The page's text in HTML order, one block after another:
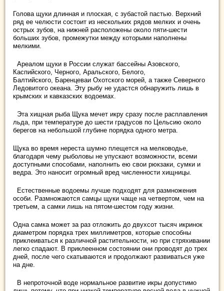
Голова щуки длинная и плоская, с зубастой пастью. Верхний
ряд ее челюсти состоит из нескольких рядов мелких и очень
острых зубов, на нижней расположены около пяти-шести
больших зубов, промежутки между которыми наполнены
мелкими.
Ареалом щуки в России служат бассейны Азовского,
Каспийского, Черного, Аральского, Белого,
Балтийского, Баренцеваи Охотского морей, а также Северного
Ледовитого океана. Эту рыбу не удастся обнаружить лишь в
крымских и кавказских водоемах.
Эта хищная рыба Щука мечет икру сразу после расплавления
льда, при температуре до шести градусов по Цельсию около
берегов на небольшой глубине порядка одного метра.
Щука во время нереста шумно плещется на мелководье,
благодаря чему рыболовы не упускают возможности, всеми
доступными способами, наполнить ею свои рюкзаки, сумки и
ведра. Это наносит огромный вред численности хищницы.
Естественные водоемы лучше подходят для размножения
особи. Размножаются самцы щуки чаще на четвертом, чем на
третьем, а самки лишь на пятом-шестом году жизни.
Одна самка может за раз отложить до двухсот тысяч икринок
диаметром порядка трех миллиметров, которые способны
приклеиваться к различной растительности, но при стряхивании
легко спадают. В приклеенном состоянии они проводят до трех
дней, после чего скатываются и продолжают развиваться уже
на дне.
В непроточной воде нормальное развитие икры допустимо